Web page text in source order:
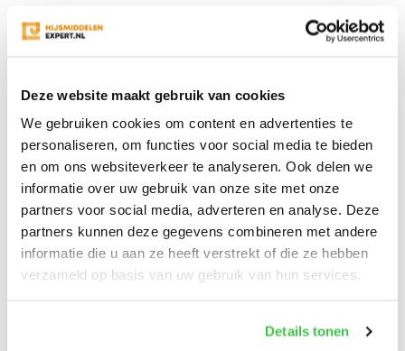
Deze website maakt gebruik van cookies
We gebruiken cookies om content en advertenties te
personaliseren, om functies voor social media te bieden
en om ons websiteverkeer te analyseren. Ook delen we
informatie over uw gebruik van onze site met onze
partners voor social media, adverteren en analyse. Deze
partners kunnen deze gegevens combineren met andere
informatie die u aan ze heeft verstrekt of die ze hebben
verzameld op basis van uw gebruik van hun services.
Details tonen
Verder kunt u, doordat de heftafel verrijdbaar is,
eenvoudig zware goederen transporteren binnen uw
goederen geplaatst kunnen worden. Dit platform is naar
bedienen via een voetpomp. Verder zijn de modellen
voorzien van een ergonomische handgreep. Hiermee
kunt u het platform gecontroleerd laten zakken.
In ons assortiment hebben wij varianten met
verschillende capaciteiten. Dit loopt uiteen van 150 kg tot
1000 kg. Door ons riante aanbod hebben wij voor iedere